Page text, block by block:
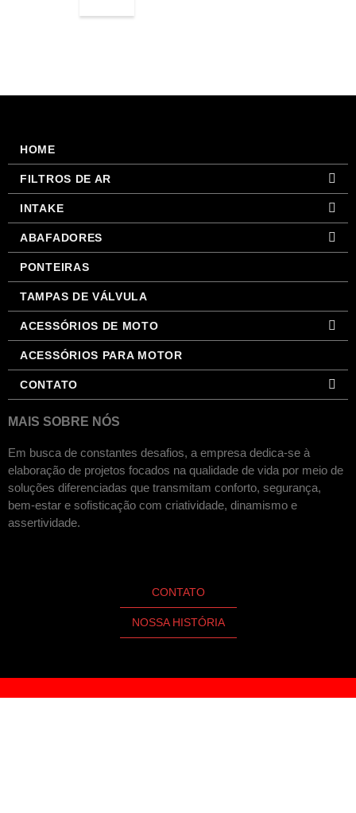
HOME
FILTROS DE AR
INTAKE
ABAFADORES
PONTEIRAS
TAMPAS DE VÁLVULA
ACESSÓRIOS DE MOTO
ACESSÓRIOS PARA MOTOR
CONTATO
MAIS SOBRE NÓS
Em busca de constantes desafios, a empresa dedica-se à
elaboração de projetos focados na qualidade de vida por meio de
soluções diferenciadas que transmitam conforto, segurança,
bem-estar e sofisticação com criatividade, dinamismo e
assertividade.
CONTATO
NOSSA HISTÓRIA